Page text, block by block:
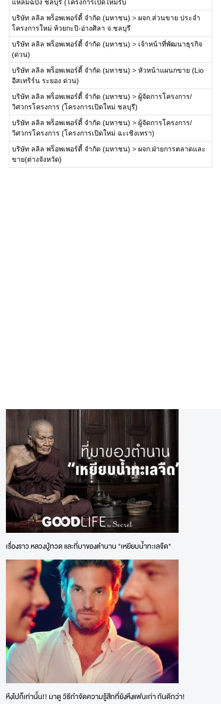
แหลมฉบัง ชลบุรี (โครงการเปิดใหม่รับ
บริษัท ลลิล พร็อพเพอร์ตี้ จำกัด (มหาชน) > ผจก.ส่วนขาย ประจำ
โครงการใหม่ ห้วยกะปิ-อ่างศิลา จ.ชลบุรี
บริษัท ลลิล พร็อพเพอร์ตี้ จำกัด (มหาชน) > เจ้าหน้าที่พัฒนาธุรกิจ
(ด่วน)
บริษัท ลลิล พร็อพเพอร์ตี้ จำกัด (มหาชน) > หัวหน้าแผนกขาย (Lio
อีสเทริร์น ระยอง ด่วน)
บริษัท ลลิล พร็อพเพอร์ตี้ จำกัด (มหาชน) > ผู้จัดการโครงการ/
วิศวกรโครงการ (โครงการเปิดใหม่ ชลบุรี)
บริษัท ลลิล พร็อพเพอร์ตี้ จำกัด (มหาชน) > ผู้จัดการโครงการ/
วิศวกรโครงการ (โครงการเปิดใหม่ ฉะเชิงเทรา)
บริษัท ลลิล พร็อพเพอร์ตี้ จำกัด (มหาชน) > ผจก.ฝ่ายการตลาดและ
ขาย(ต่างจังหวัด)
เรื่องราว หลวงปู่ทวด และที่มาของตำนาน "เหยียบน้ำทะเลจืด"
หึงไปก็เท่านั้น!! มาดู วิธีกำจัดความรู้สึกที่ยังหึงแฟนเก่า กันดีกว่า!